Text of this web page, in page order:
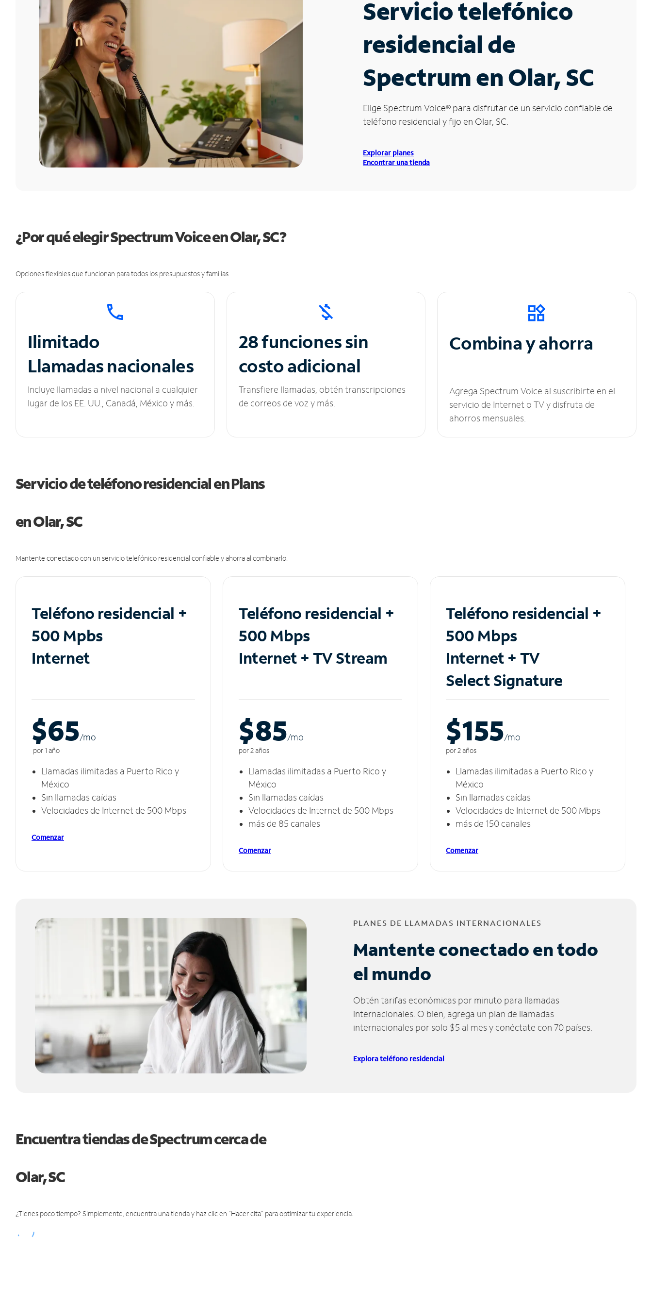
Servicio telefónico
residencial de
Spectrum en Olar, SC
Elige Spectrum Voice® para disfrutar de un servicio confiable de
teléfono residencial y fijo en Olar, SC.
Explorar planes
Encontrar una tienda
¿Por qué elegir Spectrum Voice en Olar, SC?
Opciones flexibles que funcionan para todos los presupuestos y familias.
Ilimitado
Llamadas nacionales
Incluye llamadas a nivel nacional a cualquier
lugar de los EE. UU., Canadá, México y más.
28 funciones sin
costo adicional
Transfiere llamadas, obtén transcripciones
de correos de voz y más.
Combina y ahorra
Agrega Spectrum Voice al suscribirte en el
servicio de Internet o TV y disfruta de
ahorros mensuales.
Servicio de teléfono residencial en Plans
en Olar, SC
Mantente conectado con un servicio telefónico residencial confiable y ahorra al combinarlo.
Teléfono residencial +
500 Mpbs
Internet
$65/mo
por 1 año
Llamadas ilimitadas a Puerto Rico y
México
Sin llamadas caídas
Velocidades de Internet de 500 Mbps
Comenzar
Teléfono residencial +
500 Mbps
Internet + TV Stream
$85/mo
por 2 años
Llamadas ilimitadas a Puerto Rico y
México
Sin llamadas caídas
Velocidades de Internet de 500 Mbps
más de 85 canales
Comenzar
Teléfono residencial +
500 Mbps
Internet + TV
Select Signature
$155/mo
por 2 años
Llamadas ilimitadas a Puerto Rico y
México
Sin llamadas caídas
Velocidades de Internet de 500 Mbps
más de 150 canales
Comenzar
PLANES DE LLAMADAS INTERNACIONALES
Mantente conectado en todo
el mundo
Obtén tarifas económicas por minuto para llamadas
internacionales. O bien, agrega un plan de llamadas
internacionales por solo $5 al mes y conéctate con 70 países.
Explora teléfono residencial
Encuentra tiendas de Spectrum cerca de
Olar, SC
¿Tienes poco tiempo? Simplemente, encuentra una tienda y haz clic en "Hacer cita" para optimizar tu experiencia.